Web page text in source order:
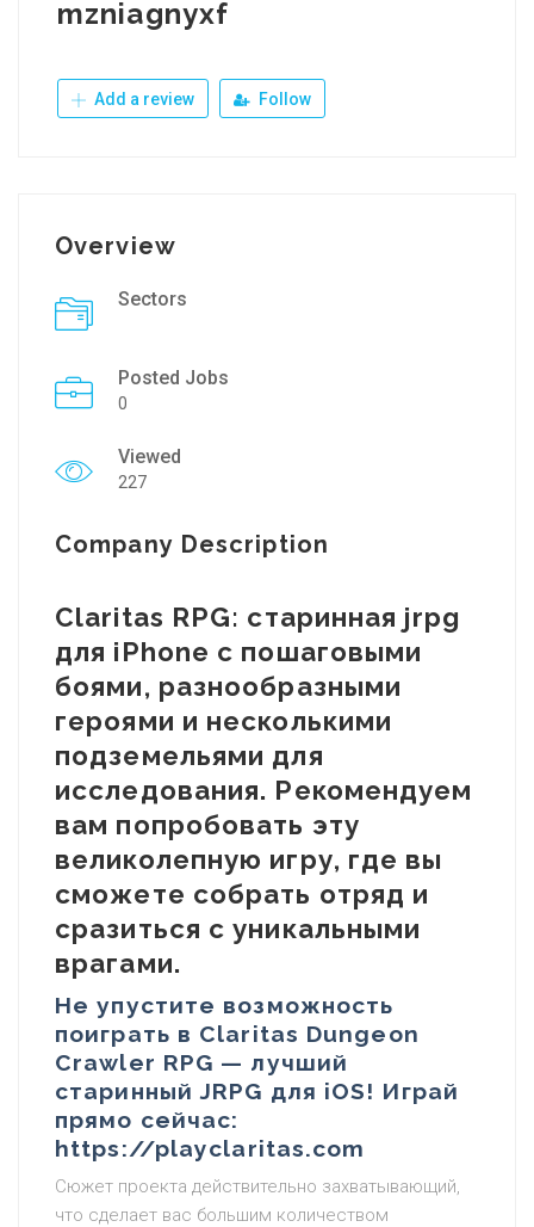
mzniagnyxf
Add a review Follow
Overview
Sectors
Posted Jobs
0
Viewed
227
Company Description
Claritas RPG: старинная jrpg
для iPhone с пошаговыми
боями, разнообразными
героями и несколькими
подземельями для
исследования. Рекомендуем
вам попробовать эту
великолепную игру, где вы
сможете собрать отряд и
сразиться с уникальными
врагами.
Не упустите возможность
поиграть в Claritas Dungeon
Crawler RPG — лучший
старинный JRPG для iOS! Играй
прямо сейчас:
https://playclaritas.com
Сюжет проекта действительно захватывающий,
что сделает вас большим количеством